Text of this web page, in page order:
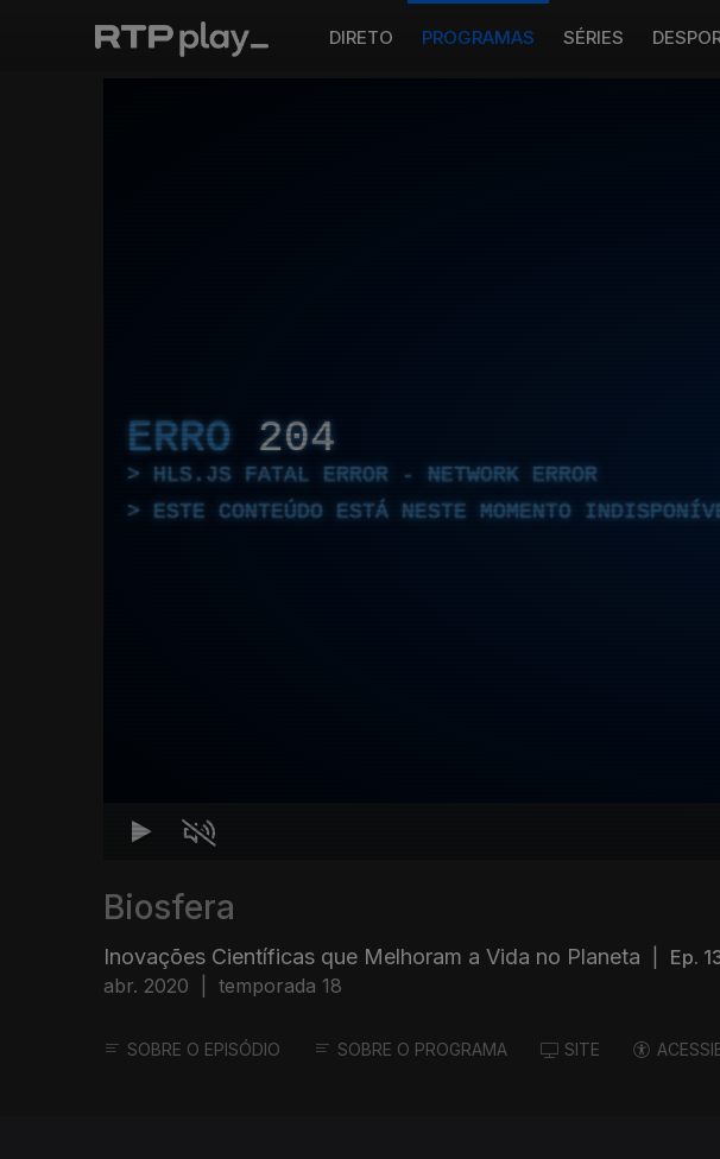
DIRETO PROGRAMAS SÉRIES
ERRO 204
HLS.JS FATAL ERROR - NETWORK ERROR
ESTE CONTEÚDO ESTÁ NESTE MOMENTO
Biosfera
Inovações Científicas que Melhoram a Vida no Planeta Ep.
abr. 2020
temporada 18
SOBRE O EPISÓDIO SOBRE O PROGRAMA SITE